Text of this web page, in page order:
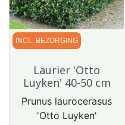
INCL. BEZORGING
Laurier 'Otto
Luyken' 40-50 cm
Prunus laurocerasus
'Otto Luyken'